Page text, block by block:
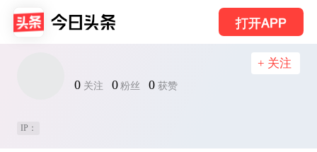
打开APP
0 关注 0 粉丝 0 获赞
+ 关注
IP：